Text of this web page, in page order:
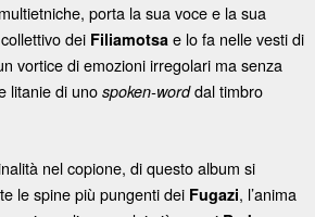
porta la sua voce e la sua
dei Filiamotsa e lo fa nelle vesti di
vortice di emozioni irregolari ma senza
litanie di uno spoken-worddal timbro
nel copione, di questo album si
le spine più pungenti dei Fugazi, l’anima